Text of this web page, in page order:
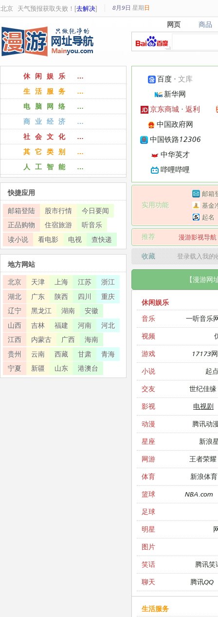
北京 天气预报获取失败！[去解决] 8月9日 星期 日
网页
网页 商品
商品
百度 ·文库
新华网
京东商城 ·返利
中国政府网
中国铁路12306
中华英才
哔哩哔哩
实用功能
邮箱
基金
起名
推荐 漫游影视导航
收藏 登录载入我
【漫游网
休闲娱乐
音乐
一听音乐
视频
游戏 17173
小说 起
交友 世纪佳缘
影视 电视剧
动漫 腾讯动
星座 新浪
网游 王者荣耀
体育 新浪体育
篮球 NBA.com
足球
明星
图片
笑话 腾讯笑
聊天 腾讯QQ
生活服务
休闲娱乐 …
生活服务 …
电脑网络 …
商业经济 …
社会文化 …
其它类别 …
人工智能 …
快捷应用
邮箱登陆 股市行情
今日要闻
正品购物
住宿旅游
听音乐
读小说
看电影 电视 查快递
地方网站
北京 天津 上海 江苏
浙江
湖北
广东 陕西 四川
重庆
辽宁
黑龙江 湖南
安徽
山西
吉林 福建 河南
河北
江西
内蒙古 广西
海南
贵州
云南 西藏 甘肃
青海
宁夏
新疆 山东 港澳台